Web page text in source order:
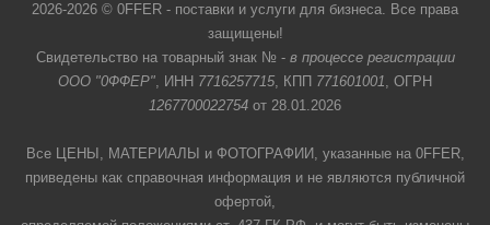
2026-2026 © 0FFER - поставки и услуги для бизнеса. Все права
защищены!
Свидетельство на товарный знак № - в процессе регистрации
ООО "0ФФЕР", ИНН 7716257715, КПП 771601001, ОГРН
1267700022754 от 28.01.2026
Все ЦЕНЫ, МАТЕРИАЛЫ и ФОТОГРАФИИ, указанные на 0FFER,
приведены как справочная информация и не являются публичной
офертой,